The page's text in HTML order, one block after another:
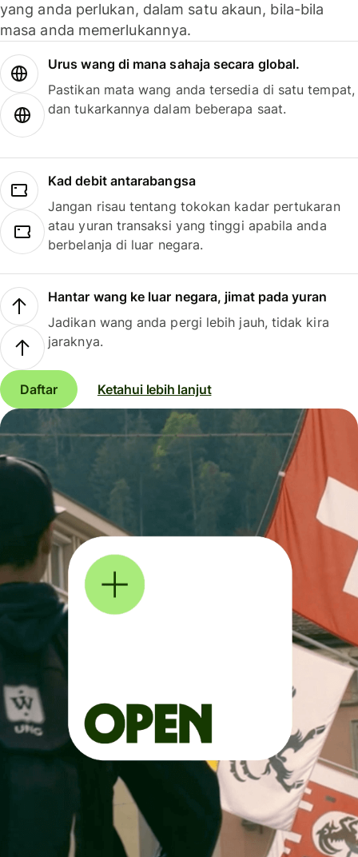
yang anda perlukan, dalam satu akaun, bila-bila
masa anda memerlukannya.
Urus wang di mana sahaja secara global.
Pastikan mata wang anda tersedia di satu tempat,
dan tukarkannya dalam beberapa saat.
Kad debit antarabangsa
Jangan risau tentang tokokan kadar pertukaran
atau yuran transaksi yang tinggi apabila anda
berbelanja di luar negara.
Hantar wang ke luar negara, jimat pada yuran
Jadikan wang anda pergi lebih jauh, tidak kira
jaraknya.
Daftar Ketahui lebih lanjut